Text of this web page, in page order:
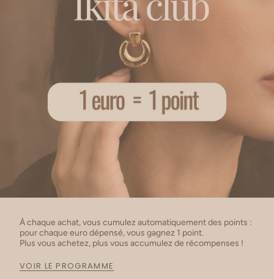
À chaque achat, vous cumulez automatiquement des points :
pour chaque euro dépensé, vous gagnez 1 point.
Plus vous achetez, plus vous accumulez de récompenses !
VOIR LE PROGRAMME